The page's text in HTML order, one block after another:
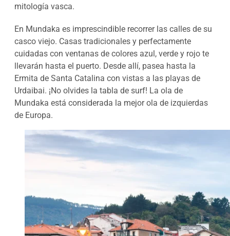
mitología vasca.
En Mundaka es imprescindible recorrer las calles de su
casco viejo. Casas tradicionales y perfectamente
cuidadas con ventanas de colores azul, verde y rojo te
llevarán hasta el puerto. Desde allí, pasea hasta la
Ermita de Santa Catalina con vistas a las playas de
Urdaibai. ¡No olvides la tabla de surf! La ola de
Mundaka está considerada la mejor ola de izquierdas
de Europa.